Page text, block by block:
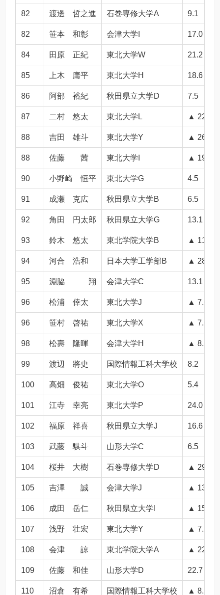
82 渡邊 哲之進 石巻専修大学A 9.1
82 笹本 和彰 会津大学I 17.0
84 田原 正紀 東北大学W 21.2
85 上木 庸平 東北大学H 18.6
86 阿部 裕紀 秋田県立大学D 7.5
87 二村 悠太 東北大学L ▲ 22.4
88 吉田 雄斗 東北大学Y ▲ 26.7
88 佐藤 茜 東北大学I ▲ 19.9
90 小野崎 恒平 東北大学G 4.5
91 成瀬 克広 秋田県立大学B 6.5
92 角田 円太郎 秋田県立大学G 13.1
93 鈴木 悠太 東北学院大学B ▲ 11.2
94 河合 浩和 日本大学工学部B ▲ 28.2
95 淵脇 翔 会津大学C 13.1
96 松浦 倖太 東北大学J ▲ 7.0
96 笹村 啓祐 東北大学X ▲ 7.0
98 松壽 隆暉 会津大学H ▲ 8.5
99 渡辺 將史 国際情報工科大学校 8.2
100 高畑 俊祐 東北大学O 5.4
101 江寺 幸亮 東北大学P 24.0
102 福原 祥喜 秋田県立大学J 16.6
103 武藤 騏斗 山形大学C 6.5
104 桜井 大樹 石巻専修大学D ▲ 29.7
105 吉澤 誠 会津大学J ▲ 13.4
106 成田 岳仁 秋田県立大学I ▲ 15.4
107 浅野 壮宏 東北大学Y ▲ 7.2
108 会津 諒 東北学院大学A ▲ 22.2
109 佐藤 和佳 山形大学D 22.7
110 沼倉 有希 国際情報工科大学校 ▲ 8.2